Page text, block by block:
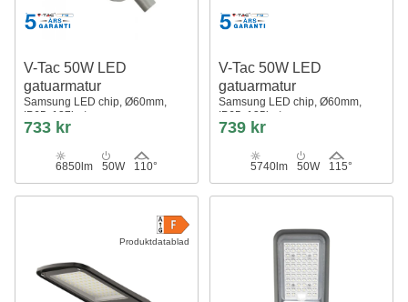
V-Tac 50W LED
gatuarmatur
Samsung LED chip, Ø60mm,
IP65, 137lm/w
733 kr
6850lm 50W 110°
V-Tac 50W LED
gatuarmatur
Samsung LED chip, Ø60mm,
IP65, 135lm/w
739 kr
5740lm 50W 115°
Produktdatablad